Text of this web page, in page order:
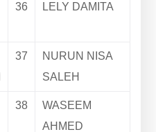
36 LELY DAMITA
37
NURUN NISA
SALEH
38
WASEEM
AHMED